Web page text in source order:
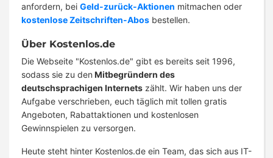
anfordern, bei Geld-zurück-Aktionen mitmachen oder
kostenlose Zeitschriften-Abos bestellen.
Über Kostenlos.de
Die Webseite "Kostenlos.de" gibt es bereits seit 1996,
sodass sie zu den Mitbegründern des
deutschsprachigen Internets zählt. Wir haben uns der
Aufgabe verschrieben, euch täglich mit tollen gratis
Angeboten, Rabattaktionen und kostenlosen
Gewinnspielen zu versorgen.
Heute steht hinter Kostenlos.de ein Team, das sich aus IT-